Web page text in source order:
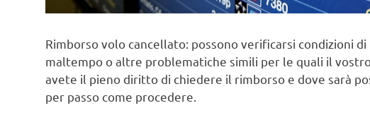
Rimborso volo cancellato: possono verificarsi condizioni
maltempo o altre problematiche simili per le quali il
avete il pieno diritto di chiedere il rimborso e dove sarà
per passo come procedere.